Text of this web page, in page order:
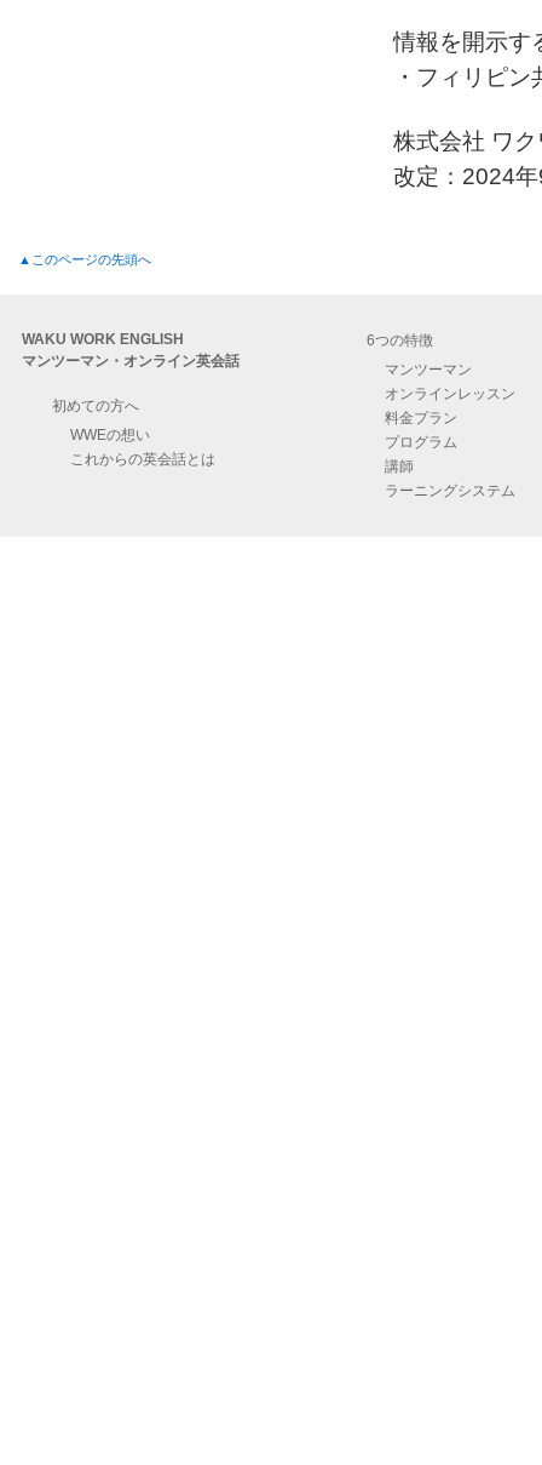
情報を開示す
・フィリピン
株式会社 ワ
改定：2024
▲このページの先頭へ
WAKU WORK ENGLISH
マンツーマン・オンライン英会話
初めての方へ
WWEの想い
これからの英会話とは
6つの特徴
マンツーマン
オンラインレッスン
料金プラン
プログラム
講師
ラーニングシステム